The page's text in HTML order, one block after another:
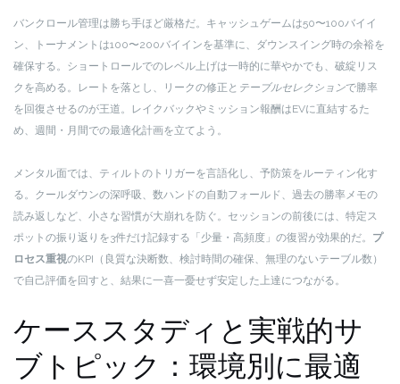
バンクロール管理は勝ち手ほど厳格だ。キャッシュゲームは50〜100バイイ
ン、トーナメントは100〜200バイインを基準に、ダウンスイング時の余裕を
確保する。ショートロールでのレベル上げは一時的に華やかでも、破綻リス
クを高める。レートを落とし、リークの修正と テーブルセレクションで勝率
を回復させるのが王道。レイクバックやミッション報酬はEVに直結するた
め、週間・月間での最適化計画を立てよう。
メンタル面では、ティルトのトリガーを言語化し、予防策をルーティン化す
る。クールダウンの深呼吸、数ハンドの自動フォールド、過去の勝率メモの
読み返しなど、小さな習慣が大崩れを防ぐ。セッションの前後には、特定ス
ポットの振り返りを3件だけ記録する「少量・高頻度」の復習が効果的だ。 プ
ロセス重視のKPI（良質な決断数、検討時間の確保、無理のないテーブル数）
で自己評価を回すと、結果に一喜一憂せず安定した上達につながる。
ケーススタディと実戦的サ
ブトピック：環境別に最適